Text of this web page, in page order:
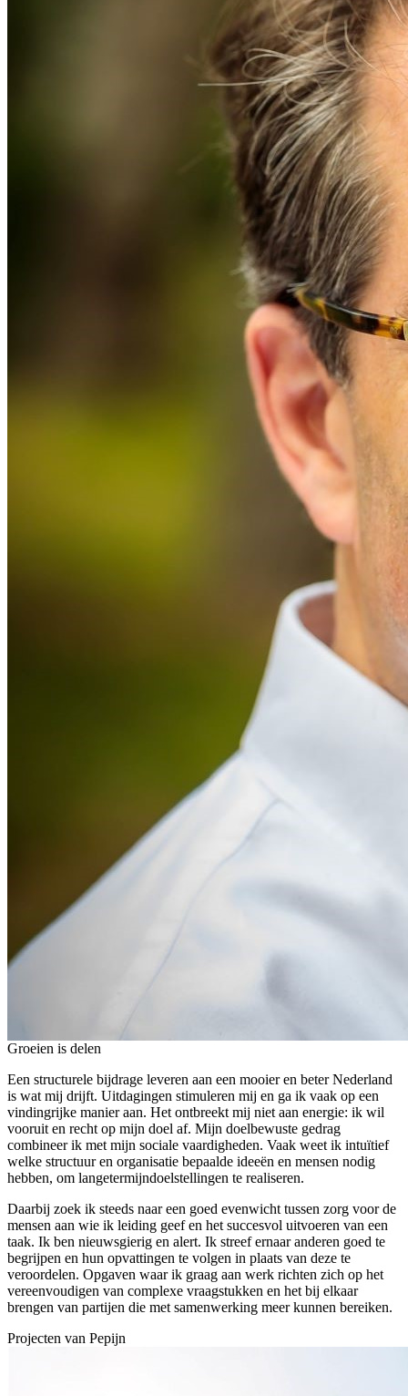
Groeien is delen
Een structurele bijdrage leveren aan een mooier en beter Nederland
is wat mij drijft. Uitdagingen stimuleren mij en ga ik vaak op een
vindingrijke manier aan. Het ontbreekt mij niet aan energie: ik wil
vooruit en recht op mijn doel af. Mijn doelbewuste gedrag
combineer ik met mijn sociale vaardigheden. Vaak weet ik intuïtief
welke structuur en organisatie bepaalde ideeën en mensen nodig
hebben, om langetermijndoelstellingen te realiseren.
Daarbij zoek ik steeds naar een goed evenwicht tussen zorg voor de
mensen aan wie ik leiding geef en het succesvol uitvoeren van een
taak. Ik ben nieuwsgierig en alert. Ik streef ernaar anderen goed te
begrijpen en hun opvattingen te volgen in plaats van deze te
veroordelen. Opgaven waar ik graag aan werk richten zich op het
vereenvoudigen van complexe vraagstukken en het bij elkaar
brengen van partijen die met samenwerking meer kunnen bereiken.
Projecten van Pepijn